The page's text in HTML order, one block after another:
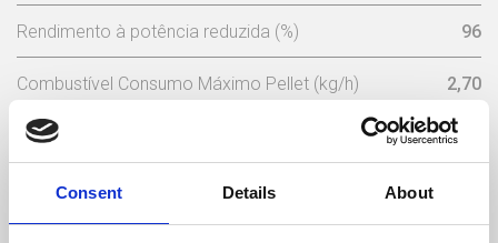
Consent Details About
Rendimento à potência reduzida (%) 96
Combustível Consumo Máximo Pellet (kg/h) 2,70
Consumo Mínimo Pellet (kg/h) 0,9
Capacidade Depósito Pellets (Kg)